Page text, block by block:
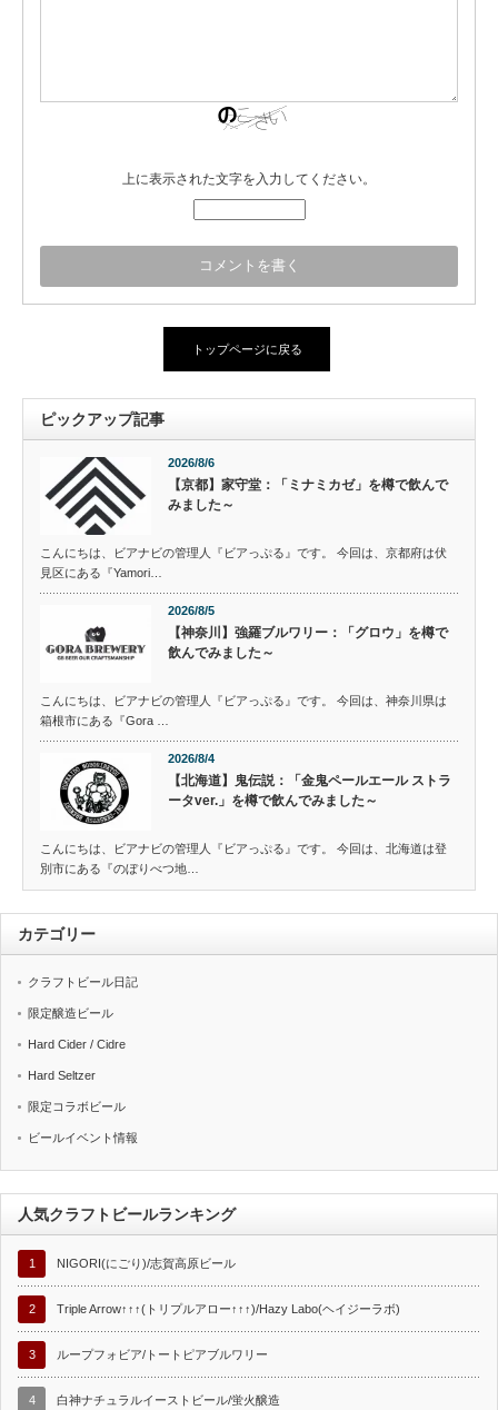
上に表示された文字を入力してください。
トップページに戻る
ピックアップ記事
2026/8/6
【京都】家守堂：「ミナミカゼ」を樽で飲んで
みました～
こんにちは、ビアナビの管理人『ビアっぷる』です。 今回は、京都府は伏
見区にある『Yamori…
2026/8/5
【神奈川】強羅ブルワリー：「グロウ」を樽で
飲んでみました～
こんにちは、ビアナビの管理人『ビアっぷる』です。 今回は、神奈川県は
箱根市にある『Gora …
2026/8/4
【北海道】鬼伝説：「金鬼ペールエール ストラ
ータver.」を樽で飲んでみました～
こんにちは、ビアナビの管理人『ビアっぷる』です。 今回は、北海道は登
別市にある『のぼりべつ地…
カテゴリー
クラフトビール日記
限定醸造ビール
Hard Cider / Cidre
Hard Seltzer
限定コラボビール
ビールイベント情報
人気クラフトビールランキング
1 NIGORI(にごり)/志賀高原ビール
2 Triple Arrow↑↑↑(トリプルアロー↑↑↑)/Hazy Labo(ヘイジーラボ)
3 ループフォビア/トートピアブルワリー
4 白神ナチュラルイーストビール/蛍火醸造